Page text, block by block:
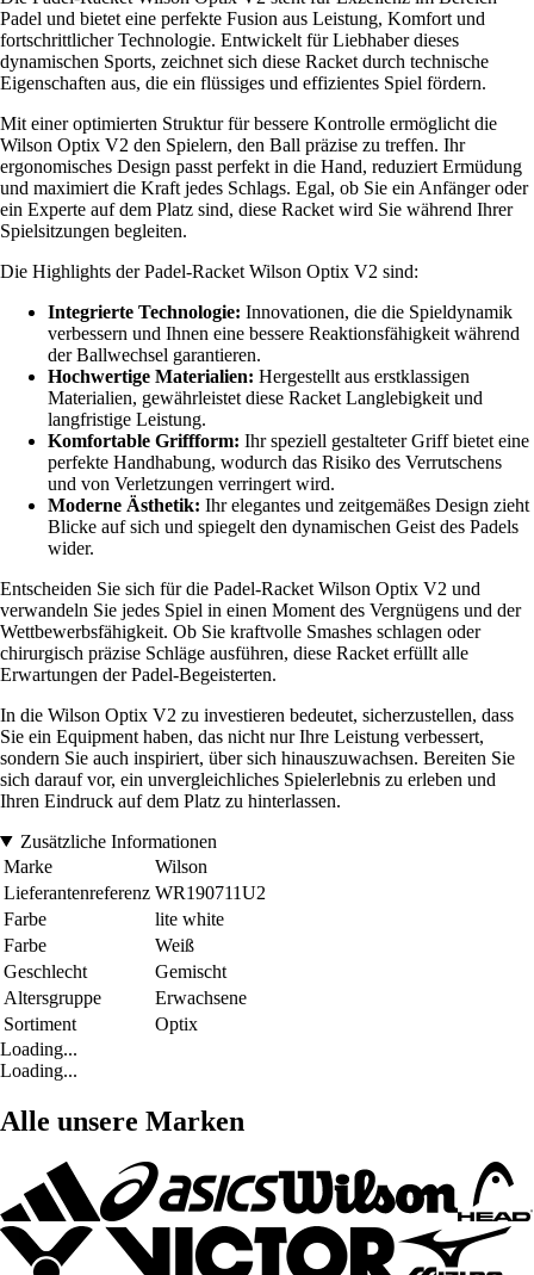
Padel und bietet eine perfekte Fusion aus Leistung, Komfort und
fortschrittlicher Technologie. Entwickelt für Liebhaber dieses
dynamischen Sports, zeichnet sich diese Racket durch technische
Eigenschaften aus, die ein flüssiges und effizientes Spiel fördern.
Mit einer optimierten Struktur für bessere Kontrolle ermöglicht die
Wilson Optix V2 den Spielern, den Ball präzise zu treffen. Ihr
ergonomisches Design passt perfekt in die Hand, reduziert Ermüdung
und maximiert die Kraft jedes Schlags. Egal, ob Sie ein Anfänger oder
ein Experte auf dem Platz sind, diese Racket wird Sie während Ihrer
Spielsitzungen begleiten.
Die Highlights der Padel-Racket Wilson Optix V2 sind:
Integrierte Technologie: Innovationen, die die Spieldynamik
verbessern und Ihnen eine bessere Reaktionsfähigkeit während
der Ballwechsel garantieren.
Hochwertige Materialien: Hergestellt aus erstklassigen
Materialien, gewährleistet diese Racket Langlebigkeit und
langfristige Leistung.
Komfortable Griffform: Ihr speziell gestalteter Griff bietet eine
perfekte Handhabung, wodurch das Risiko des Verrutschens
und von Verletzungen verringert wird.
Moderne Ästhetik: Ihr elegantes und zeitgemäßes Design zieht
Blicke auf sich und spiegelt den dynamischen Geist des Padels
wider.
Entscheiden Sie sich für die Padel-Racket Wilson Optix V2 und
verwandeln Sie jedes Spiel in einen Moment des Vergnügens und der
Wettbewerbsfähigkeit. Ob Sie kraftvolle Smashes schlagen oder
chirurgisch präzise Schläge ausführen, diese Racket erfüllt alle
Erwartungen der Padel-Begeisterten.
In die Wilson Optix V2 zu investieren bedeutet, sicherzustellen, dass
Sie ein Equipment haben, das nicht nur Ihre Leistung verbessert,
sondern Sie auch inspiriert, über sich hinauszuwachsen. Bereiten Sie
sich darauf vor, ein unvergleichliches Spielerlebnis zu erleben und
Ihren Eindruck auf dem Platz zu hinterlassen.
Zusätzliche Informationen
Marke
Wilson
Lieferantenreferenz WR190711U2
Farbe
lite white
Farbe
Weiß
Geschlecht
Gemischt
Altersgruppe
Erwachsene
Sortiment
Optix
Loading...
Loading...
Alle unsere Marken